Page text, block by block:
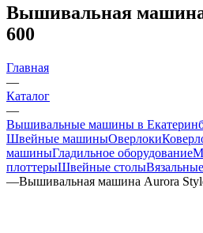
Вышивальная
600
Главная
—
Каталог
—
Вышивальные машины в
Швейные машиныОверлоки
машиныГладильное оборудование
плоттерыШвейные столы
—Вышивальная машина Aurora